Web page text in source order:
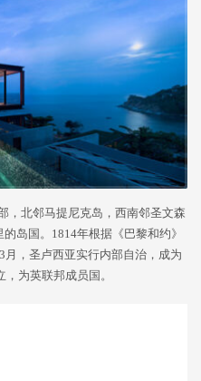
，北邻马提尼克岛，西南邻圣文森
岛国。1814年根据《巴黎和约》
，圣卢西亚实行内部自治，成为
为英联邦成员国。